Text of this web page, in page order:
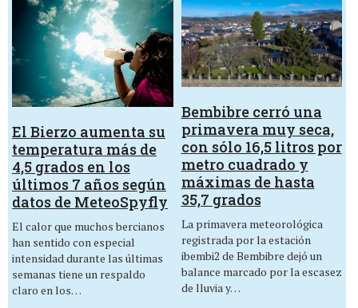
El Bierzo aumenta su
temperatura más de
4,5 grados en los
últimos 7 años según
datos de MeteoSpyfly
El calor que muchos bercianos
han sentido con especial
intensidad durante las últimas
semanas tiene un respaldo
claro en los…
Bembibre cerró una
primavera muy seca,
con sólo 16,5 litros por
metro cuadrado y
máximas de hasta
35,7 grados
La primavera meteorológica
registrada por la estación
ibembi2 de Bembibre dejó un
balance marcado por la escasez
de lluvia y…